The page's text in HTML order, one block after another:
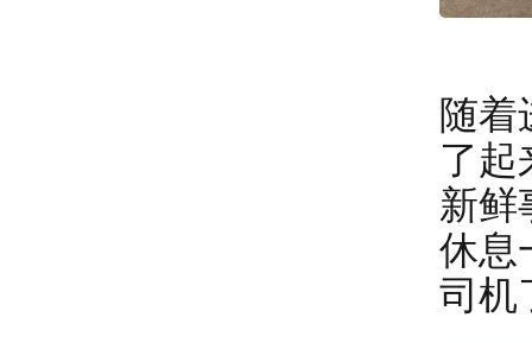
随着
了起
新鲜
休息
司机